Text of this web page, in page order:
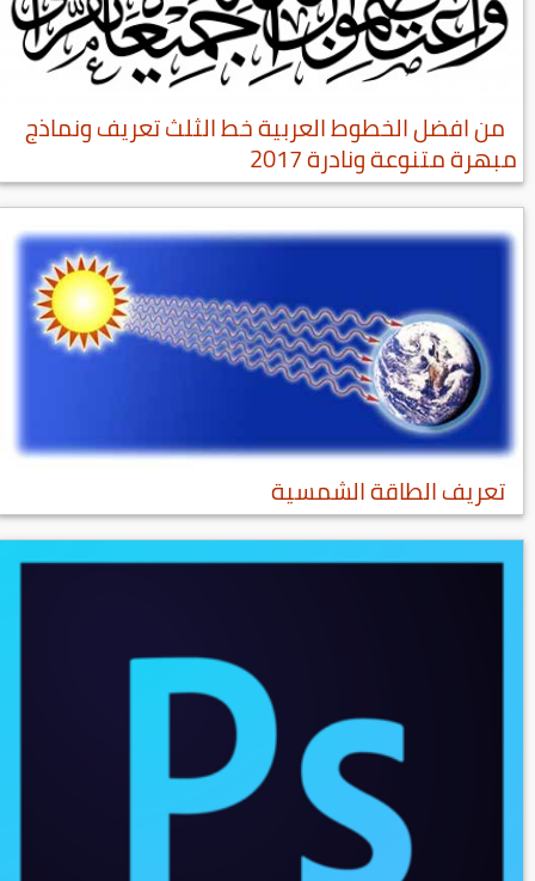
من افضل الخطوط العربية خط الثلث تعريف ونماذج
مبهرة متنوعة ونادرة 2017
تعريف الطاقة الشمسية